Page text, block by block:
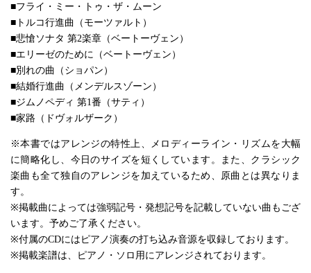
■フライ・ミー・トゥ・ザ・ムーン
■トルコ行進曲（モーツァルト）
■悲愴ソナタ 第2楽章（ベートーヴェン）
■エリーゼのために（ベートーヴェン）
■別れの曲（ショパン）
■結婚行進曲（メンデルスゾーン）
■ジムノペディ 第1番（サティ）
■家路（ドヴォルザーク）
※本書ではアレンジの特性上、メロディーライン・リズムを大幅
に簡略化し、今日のサイズを短くしています。また、クラシック
楽曲も全て独自のアレンジを加えているため、原曲とは異なりま
す。
※掲載曲によっては強弱記号・発想記号を記載していない曲もござ
います。予めご了承ください。
※付属のCDにはピアノ演奏の打ち込み音源を収録しております。
※掲載楽譜は、ピアノ・ソロ用にアレンジされております。